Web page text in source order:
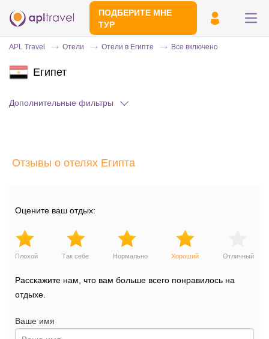
ПОДБЕРИТЕ МНЕ
ТУР
Отправьте свой номер телефона
APL Travel Отели Отели в Египте Все включено
Египет
Дополнительные фильтры
Отзывы о отелях Египта
Оцените ваш отдых:
Плохой Так себе Нормально Хороший Отличный
Расскажите нам, что вам больше всего понравилось на
отдыхе.
Ваше имя